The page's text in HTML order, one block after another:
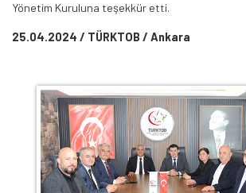
Yönetim Kuruluna teşekkür etti.
25.04.2024 / TÜRKTOB / Ankara